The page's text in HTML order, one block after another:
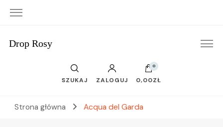
Drop Rosy
SZUKAJ ZALOGUJ
0
0,00ZŁ
Strona główna Acqua del Garda